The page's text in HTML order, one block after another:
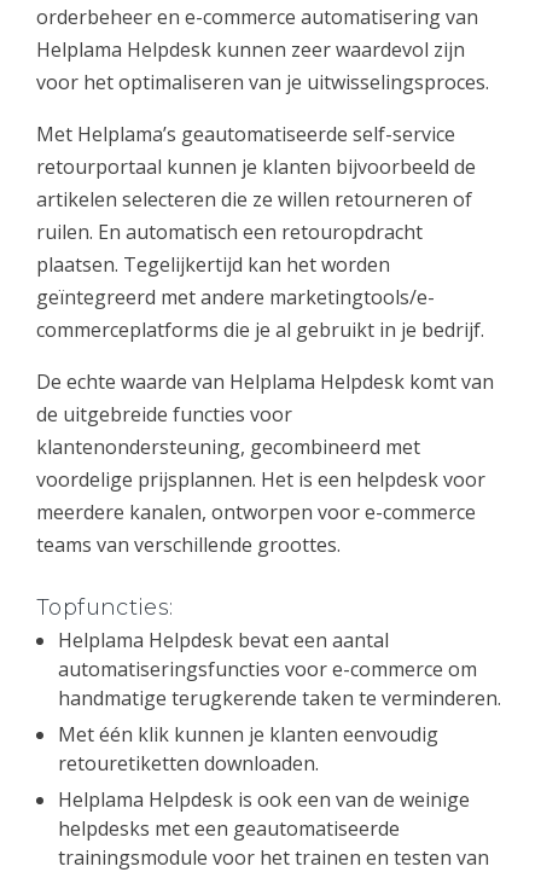
orderbeheer en e-commerce automatisering van
Helplama Helpdesk kunnen zeer waardevol zijn
voor het optimaliseren van je uitwisselingsproces.
Met Helplama’s geautomatiseerde self-service
retourportaal kunnen je klanten bijvoorbeeld de
artikelen selecteren die ze willen retourneren of
ruilen. En automatisch een retouropdracht
plaatsen. Tegelijkertijd kan het worden
geïntegreerd met andere marketingtools/e-
commerceplatforms die je al gebruikt in je bedrijf.
De echte waarde van Helplama Helpdesk komt van
de uitgebreide functies voor
klantenondersteuning, gecombineerd met
voordelige prijsplannen. Het is een helpdesk voor
meerdere kanalen, ontworpen voor e-commerce
teams van verschillende groottes.
Topfuncties:
Helplama Helpdesk bevat een aantal
automatiseringsfuncties voor e-commerce om
handmatige terugkerende taken te verminderen.
Met één klik kunnen je klanten eenvoudig
retouretiketten downloaden.
Helplama Helpdesk is ook een van de weinige
helpdesks met een geautomatiseerde
trainingsmodule voor het trainen en testen van